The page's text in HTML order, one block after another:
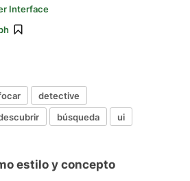
Interface
detective
búsqueda ui
estilo y concepto